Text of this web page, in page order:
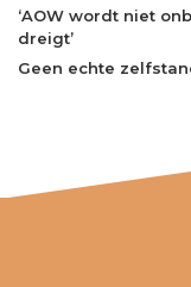
‘AOW wordt niet
dreigt’
Geen echte